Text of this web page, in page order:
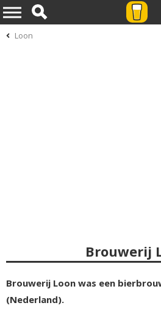
Loon
Brouwerij
Brouwerij Loon was een
(Nederland).